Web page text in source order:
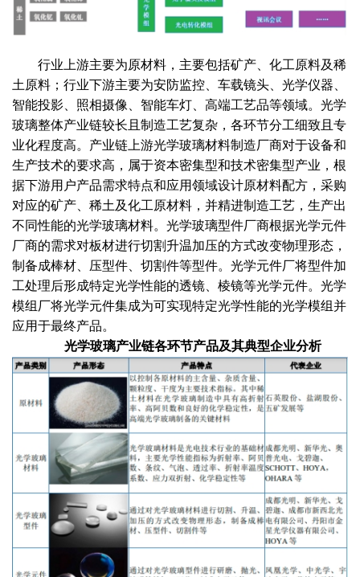
行业上游主要为原材料，主要包括矿产、化工原料及稀
土原料；行业下游主要为安防监控、车载镜头、光学仪器、
智能投影、照相摄像、智能车灯、高端工艺品等领域。光学
玻璃整体产业链较长且制造工艺复杂，各环节分工细致且专
业化程度高。产业链上游光学玻璃材料制造厂商对于设备和
生产技术的要求高，属于资本密集型和技术密集型产业，根
据下游用户产品需求特点和应用领域设计原材料配方，采购
对应的矿产、稀土及化工原材料，并精进制造工艺，生产出
不同性能的光学玻璃材料。光学玻璃型件厂商根据光学元件
厂商的需求对板材进行切割升温加压的方式改变物理形态，
制备成棒材、压型件、切割件等型件。光学元件厂将型件加
工处理后形成特定光学性能的透镜、棱镜等光学元件。光学
模组厂将光学元件集成为可实现特定光学性能的光学模组并
应用于最终产品。
光学玻璃产业链各环节产品及其典型企业分析